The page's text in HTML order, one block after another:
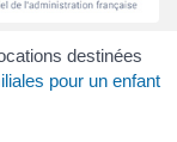
destinées
pour un enfant